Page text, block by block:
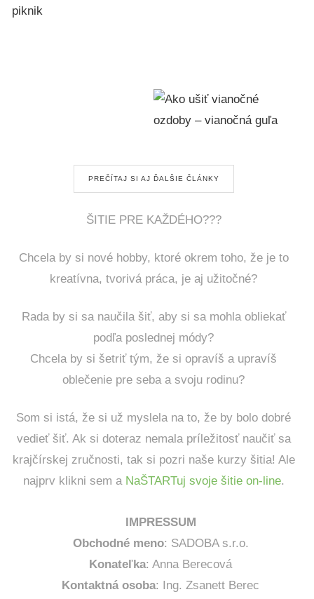
PREČÍTAJ SI AJ ĎALŠIE ČLÁNKY
ŠITIE PRE KAŽDÉHO???
Chcela by si nové hobby, ktoré okrem toho, že je to
kreatívna, tvorivá práca, je aj užitočné?
Rada by si sa naučila šiť, aby si sa mohla obliekať
podľa poslednej módy?
Chcela by si šetriť tým, že si opravíš a upravíš
oblečenie pre seba a svoju rodinu?
Som si istá, že si už myslela na to, že by bolo dobré
vedieť šiť. Ak si doteraz nemala príležitosť naučiť sa
krajčírskej zručnosti, tak si pozri naše kurzy šitia! Ale
najprv klikni sem a NaŠTARTuj svoje šitie on-line.
IMPRESSUM
Obchodné meno: SADOBA s.r.o.
Konateľka: Anna Berecová
Kontaktná osoba: Ing. Zsanett Berec